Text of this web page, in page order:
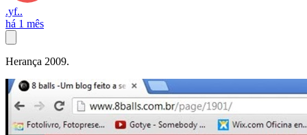
.yf..
há 1 mês
Herança 2009.